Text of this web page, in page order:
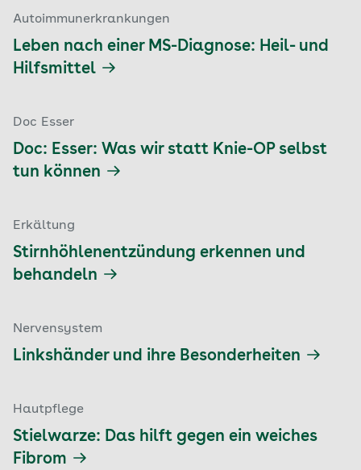
Autoimmunerkrankungen
Leben nach einer MS-Diagnose: Heil- und
Hilfsmittel
Doc Esser
Doc: Esser: Was wir statt Knie-OP selbst
tun können
Erkältung
Stirnhöhlenentzündung erkennen und
behandeln
Nervensystem
Linkshänder und ihre Besonderheiten
Hautpflege
Stielwarze: Das hilft gegen ein weiches
Fibrom